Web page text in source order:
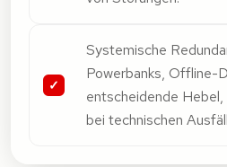
Systemische
Powerbanks, Offline-
entscheidende Hebel,
bei technischen